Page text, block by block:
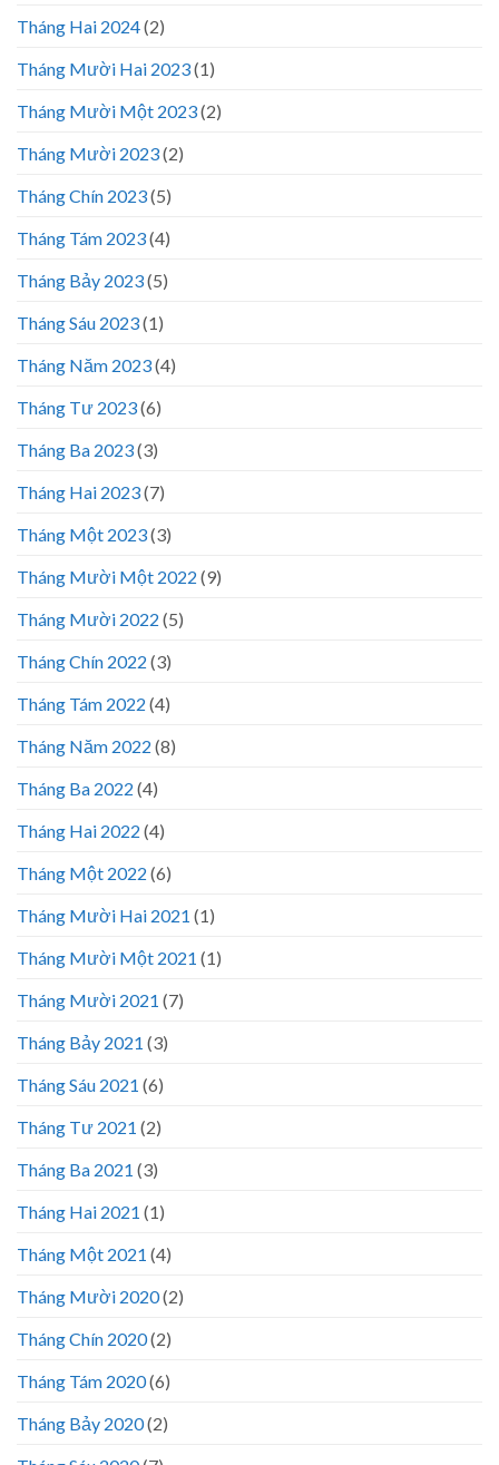
Tháng Hai 2024(2)
Tháng Mười Hai 2023(1)
Tháng Mười Một 2023(2)
Tháng Mười 2023(2)
Tháng Chín 2023(5)
Tháng Tám 2023(4)
Tháng Bảy 2023(5)
Tháng Sáu 2023(1)
Tháng Năm 2023(4)
Tháng Tư 2023(6)
Tháng Ba 2023(3)
Tháng Hai 2023(7)
Tháng Một 2023(3)
Tháng Mười Một 2022 (9)
Tháng Mười 2022 (5)
Tháng Chín 2022 (3)
Tháng Tám 2022 (4)
Tháng Năm 2022 (8)
Tháng Ba 2022 (4)
Tháng Hai 2022 (4)
Tháng Một 2022 (6)
Tháng Mười Hai 2021 (1)
Tháng Mười Một 2021 (1)
Tháng Mười 2021 (7)
Tháng Bảy 2021 (3)
Tháng Sáu 2021 (6)
Tháng Tư 2021 (2)
Tháng Ba 2021 (3)
Tháng Hai 2021 (1)
Tháng Một 2021 (4)
Tháng Mười 2020(2)
Tháng Chín 2020(2)
Tháng Tám 2020(6)
Tháng Bảy 2020(2)